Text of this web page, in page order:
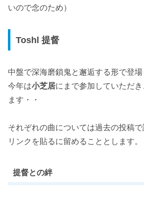
いので念のため）
Toshl 提督
中盤で深海磨鎖鬼と邂逅する形で登場
今年は小芝居にまで参加していただ
ます・・
それぞれの曲については過去の投稿
リンクを貼るに留めることとします。
提督との絆